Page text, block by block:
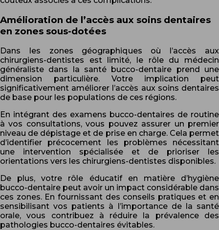
Amélioration de l’accès aux soins dentaires
en zones sous-dotées
Dans les zones géographiques où l’accès aux
chirurgiens-dentistes est limité, le rôle du médecin
généraliste dans la santé bucco-dentaire prend une
dimension particulière. Votre implication peut
significativement améliorer l’accès aux soins dentaires
de base pour les populations de ces régions.
En intégrant des examens bucco-dentaires de routine
à vos consultations, vous pouvez assurer un premier
niveau de dépistage et de prise en charge. Cela permet
d’identifier précocement les problèmes nécessitant
une intervention spécialisée et de prioriser les
orientations vers les chirurgiens-dentistes disponibles.
De plus, votre rôle éducatif en matière d’hygiène
bucco-dentaire peut avoir un impact considérable dans
ces zones. En fournissant des conseils pratiques et en
sensibilisant vos patients à l’importance de la santé
orale, vous contribuez à réduire la prévalence des
pathologies bucco-dentaires évitables.